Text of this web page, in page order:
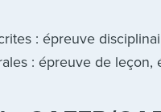
: épreuve
: épreuve de leçon,